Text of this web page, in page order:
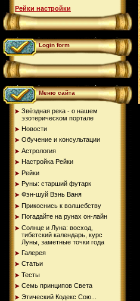
Рейки настройки
Login form
Меню сайта
Звёздная река - о нашем
эзотерическом портале
Новости
Обучение и консультации
Астрология
Настройка Рейки
Рейки
Руны: старший футарк
Фэн-шуй Вэнь Ваня
Прикоснись к волшебству
Погадайте на рунах oн-лайн
Солнце и Луна: восход,
тибетский календарь, курс
Луны, заметные точки года
Галерея
Статьи
Тесты
Семь принципов Света
Этический Кодекс Сою...